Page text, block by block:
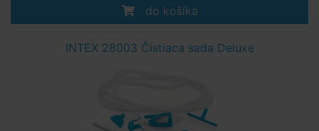
do košíka
INTEX 28003 Čistiaca sada Deluxe